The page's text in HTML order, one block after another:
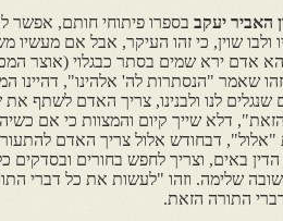
האביר יעקב בספרו פיתוחי חותם, אפשר
ולבו שוין, כי זהו העיקר, אבל אם מעשיו
אדם ירא שמים בסתר כבגלוי (אוצר
שאמר "הנסתרות לה' אלהינו",
שנגלים לנו ולבנינו, צריך האדם לשתף
דלא שייך קיום והמצוות כי אם
"אלול", דבחודש אלול צריך האדם
הדין באים, וצריך לחפש בחורים
שלימה. וזהו "לעשות את כל דברי
התורה הזאת.